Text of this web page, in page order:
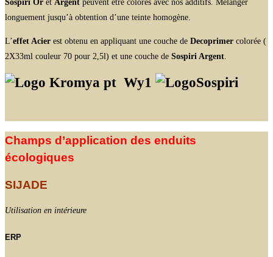
Sospiri Or et Argent peuvent être colorés avec nos additifs. Mélanger
longuement jusqu’à obtention d’une teinte homogène.
L’effet Acier est obtenu en appliquant une couche de Decoprimer colorée (
2X33ml couleur 70 pour 2,5l) et une couche de Sospiri Argent
Wy1
Champs d’application des enduits
écologiques
SIJADE
Utilisation en intérieure
ERP